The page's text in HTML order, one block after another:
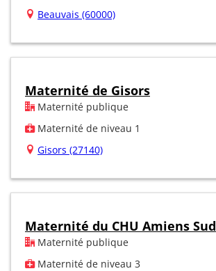
Beauvais (60000)
Maternité de Gisors
Maternité publique
Maternité de niveau 1
Gisors (27140)
Maternité du CHU Amiens Sud
Maternité publique
Maternité de niveau 3